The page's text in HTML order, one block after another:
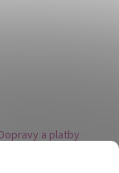
Dopravy a platby
nás